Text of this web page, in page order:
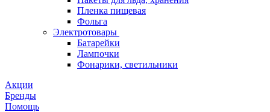
Пленка пищевая
Фольга
Электротовары
Батарейки
Лампочки
Фонарики, светильники
Акции
Бренды
Помощь